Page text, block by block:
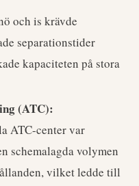
och is krävde
separationstider
kapaciteten på stora
(ATC):
ATC-center var
schemalagda volymen
vilket ledde till